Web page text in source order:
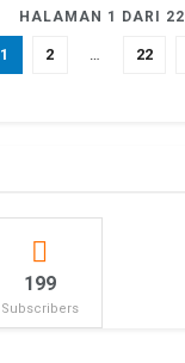
HALAMAN 1 DARI 22
1 2 22
199
Subscribers